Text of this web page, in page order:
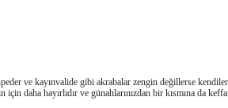
ve kayınvalide gibi akrabalar zengin değillerse
daha hayırlıdır ve günahlarınızdan bir kısmına da